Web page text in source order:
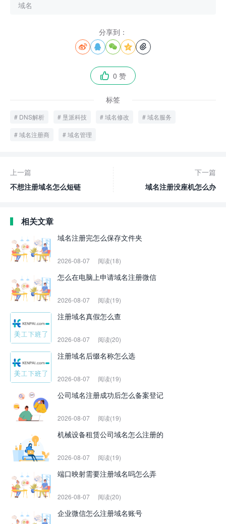
域名
分享到：
    
 0 赞
标签
DNS解析 垦派科技 域名修改 域名服务
域名注册商 域名管理
上一篇
不想注册域名怎么短链
下一篇
域名注册没座机怎么办
相关文章
域名注册完怎么保存文件夹
2026-08-07 阅读(18)
怎么在电脑上申请域名注册微信
2026-08-07 阅读(19)
注册域名真假怎么查
2026-08-07 阅读(20)
注册域名后缀名称怎么选
2026-08-07 阅读(19)
公司域名注册成功后怎么备案登记
2026-08-07 阅读(19)
机械设备租赁公司域名怎么注册的
2026-08-07 阅读(19)
端口映射需要注册域名吗怎么弄
2026-08-07 阅读(20)
企业微信怎么注册域名账号